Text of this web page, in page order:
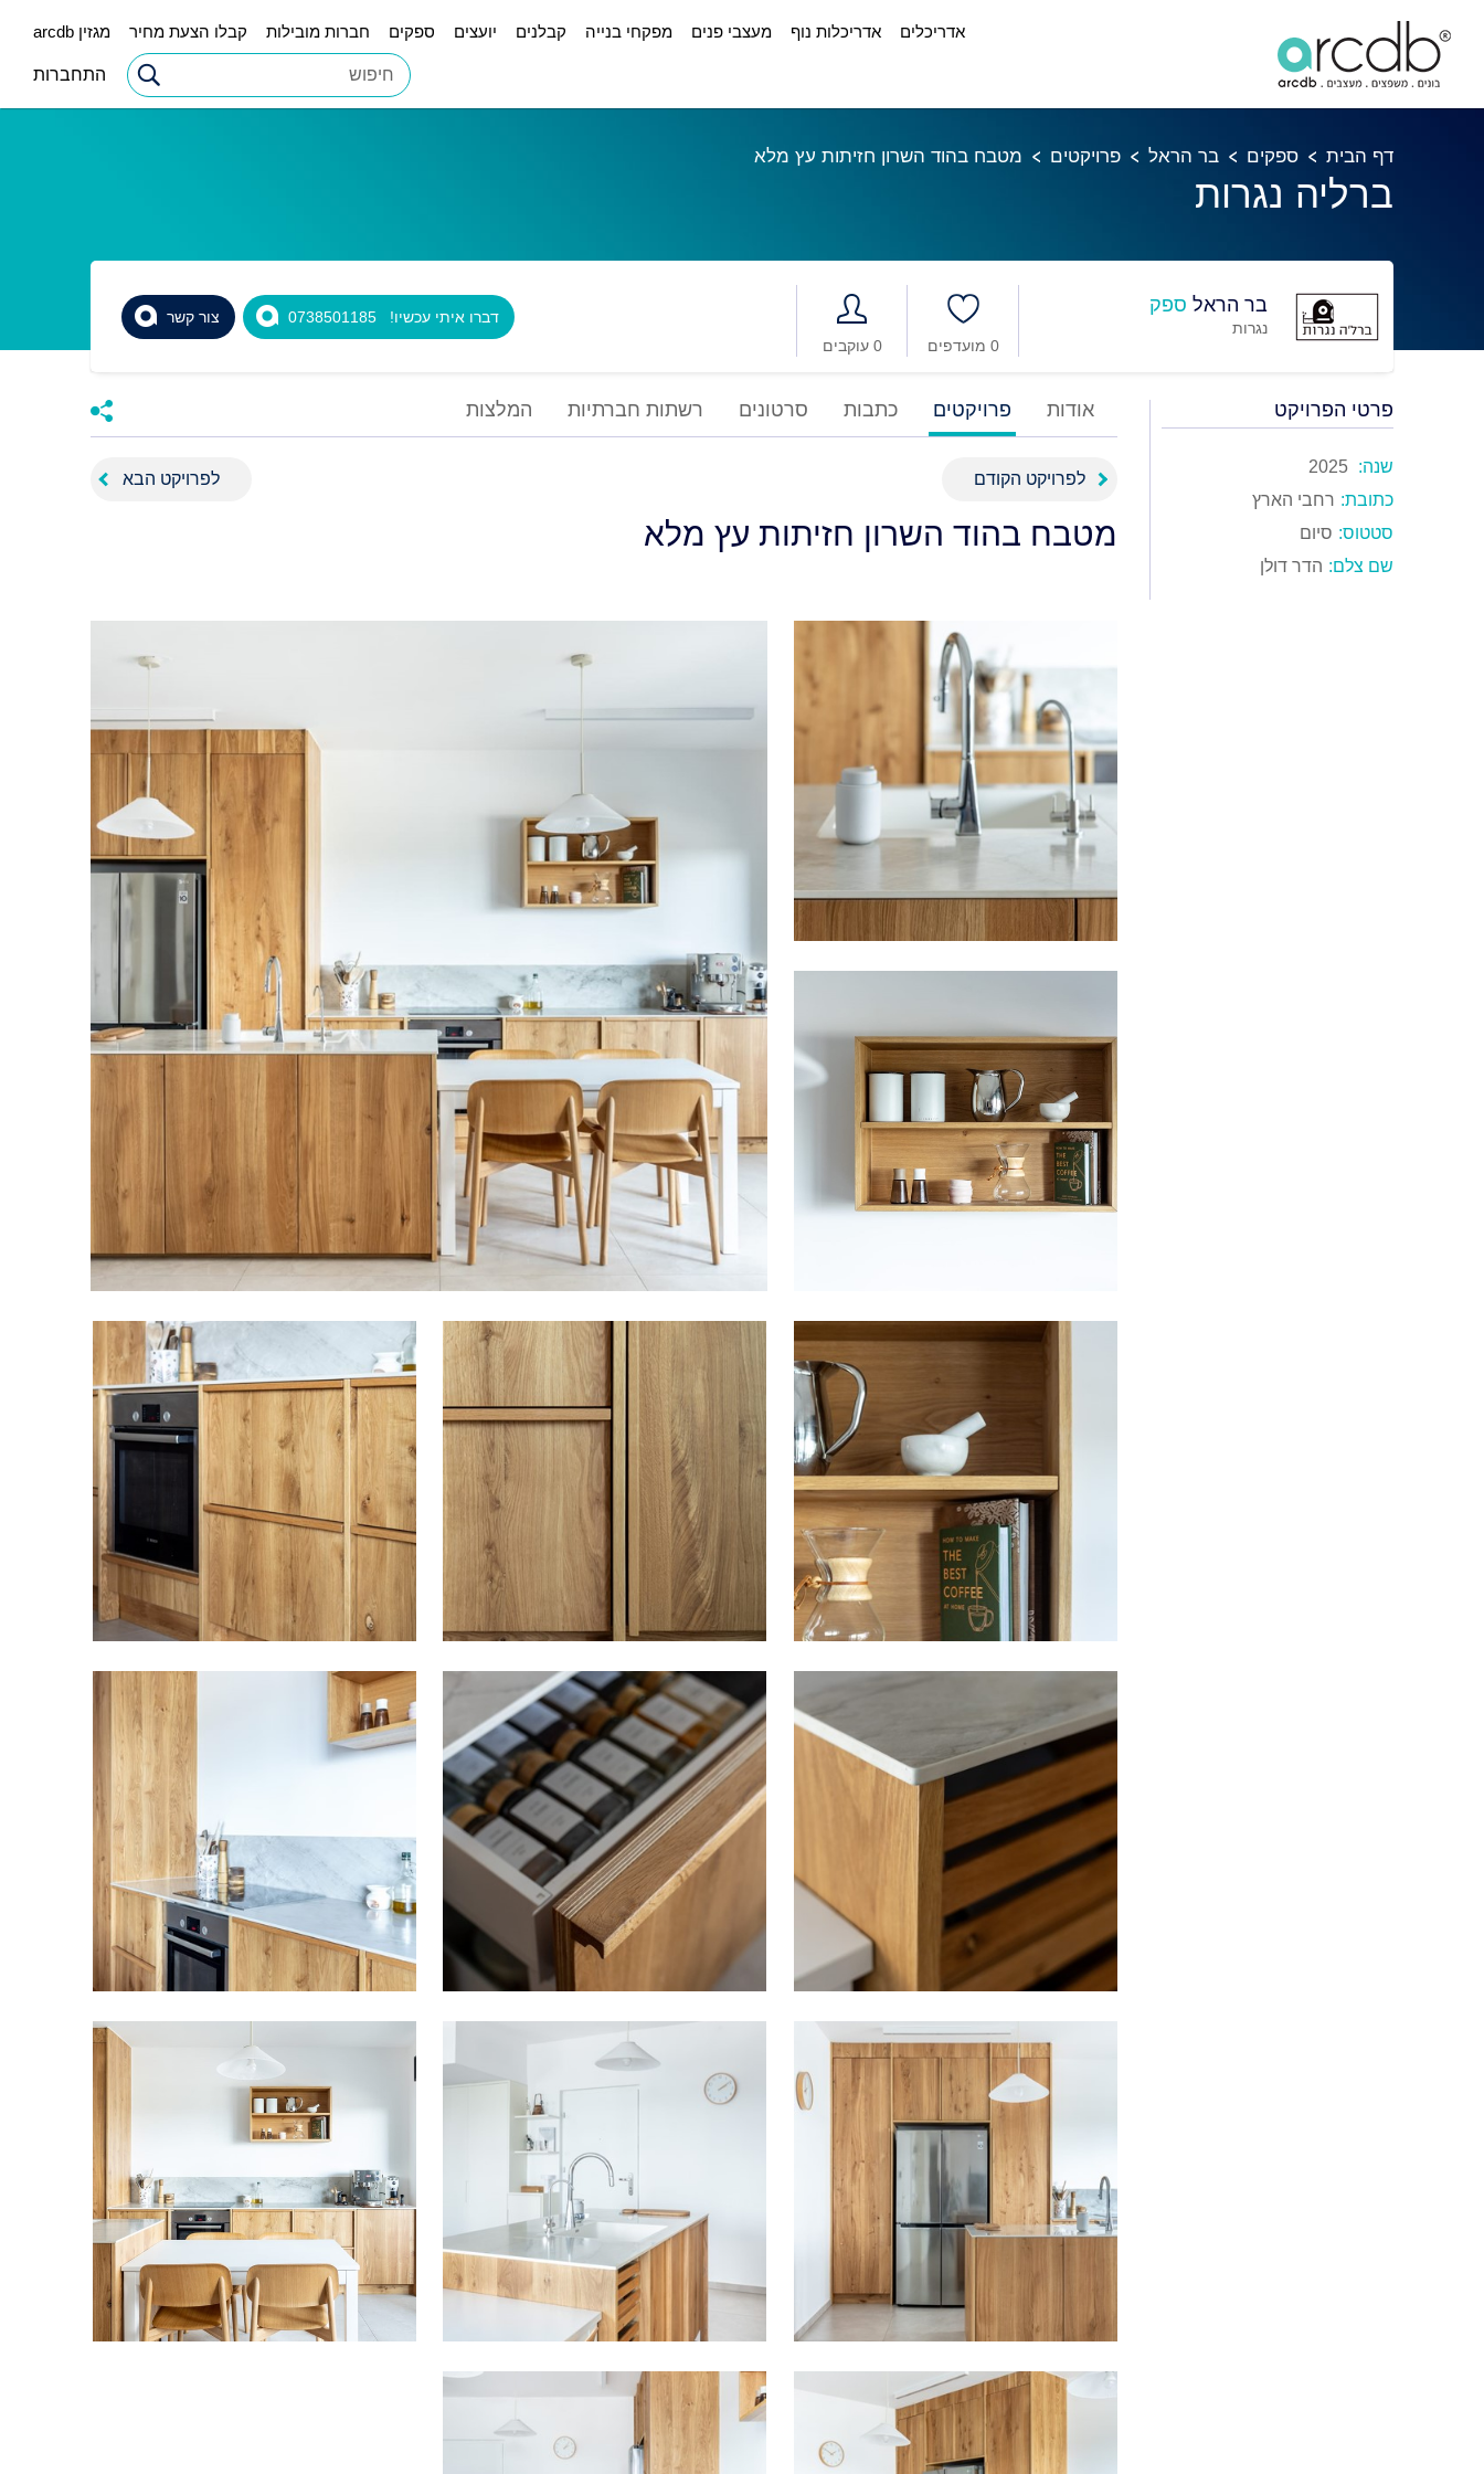
אדריכלים אדריכלות נוף מעצבי פנים מפקחי בנייה קבלנים יועצים ספקים חברות מובילות קבלו הצעת מחיר מגזין arcdb
התחברות
דף הבית ספקים בר הראל פרויקטים מטבח בהוד השרון חזיתות עץ מלא
ברליה נגרות
בר הראל ספק
נגרות
0 עוקבים
0 מועדפים
צור קשר דברו איתי עכשיו! 0738501185
פרטי הפרויקט
שנה: 2025
כתובת: רחבי הארץ
סטטוס: סיום
שם צלם: הדר דולן
אודות פרויקטים כתבות סרטונים רשתות חברתיות המלצות
לפרויקט הקודם לפרויקט הבא
מטבח בהוד השרון חזיתות עץ מלא